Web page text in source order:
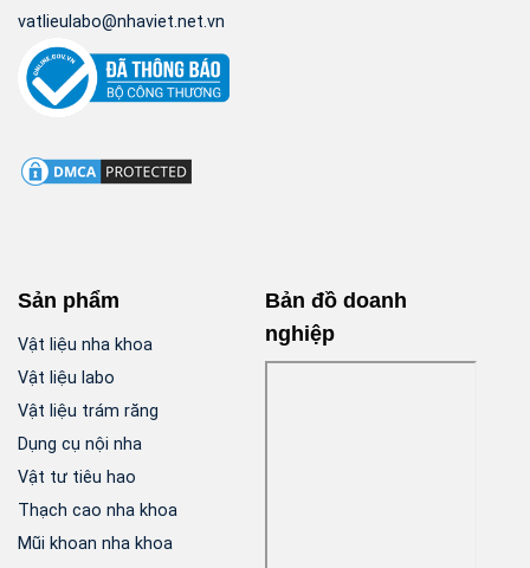
vatlieulabo@nhaviet.net.vn
Sản phẩm
Vật liệu nha khoa
Vật liệu labo
Vật liệu trám răng
Dụng cụ nội nha
Vật tư tiêu hao
Thạch cao nha khoa
Mũi khoan nha khoa
Bản đồ doanh
nghiệp